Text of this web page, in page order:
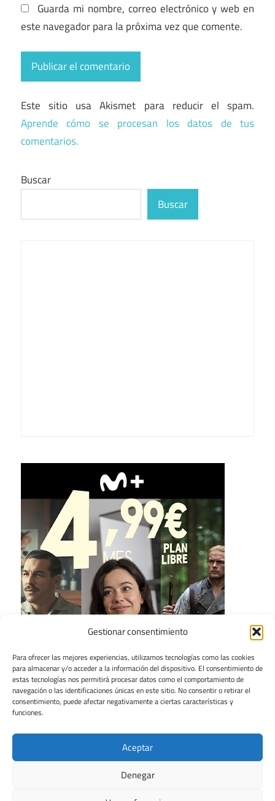
Gestionar consentimiento
Para ofrecer las mejores experiencias, utilizamos tecnologías como las cookies
para almacenar y/o acceder a la información del dispositivo. El consentimiento de
estas tecnologías nos permitirá procesar datos como el comportamiento de
navegación o las identificaciones únicas en este sitio. No consentir o retirar el
consentimiento, puede afectar negativamente a ciertas características y
funciones.
Aceptar
Denegar
Guarda mi nombre, correo electrónico y web en
este navegador para la próxima vez que comente.
Este sitio usa Akismet para reducir el spam.
Aprende cómo se procesan los datos de tus
comentarios.
Buscar
Buscar